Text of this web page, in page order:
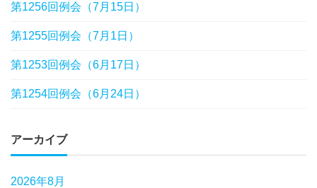
第1256回例会（7月15日）
第1255回例会（7月1日）
第1253回例会（6月17日）
第1254回例会（6月24日）
アーカイブ
2026年8月